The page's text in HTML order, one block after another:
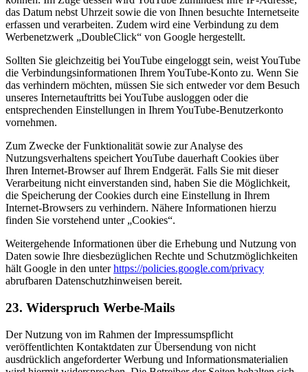
das Datum nebst Uhrzeit sowie die von Ihnen besuchte Internetseite
erfassen und verarbeiten. Zudem wird eine Verbindung zu dem
Werbenetzwerk „DoubleClick“ von Google hergestellt.
Sollten Sie gleichzeitig bei YouTube eingeloggt sein, weist YouTube
die Verbindungsinformationen Ihrem YouTube-Konto zu. Wenn Sie
das verhindern möchten, müssen Sie sich entweder vor dem Besuch
unseres Internetauftritts bei YouTube ausloggen oder die
entsprechenden Einstellungen in Ihrem YouTube-Benutzerkonto
vornehmen.
Zum Zwecke der Funktionalität sowie zur Analyse des
Nutzungsverhaltens speichert YouTube dauerhaft Cookies über
Ihren Internet-Browser auf Ihrem Endgerät. Falls Sie mit dieser
Verarbeitung nicht einverstanden sind, haben Sie die Möglichkeit,
die Speicherung der Cookies durch eine Einstellung in Ihrem
Internet-Browsers zu verhindern. Nähere Informationen hierzu
finden Sie vorstehend unter „Cookies“.
Weitergehende Informationen über die Erhebung und Nutzung von
Daten sowie Ihre diesbezüglichen Rechte und Schutzmöglichkeiten
hält Google in den unterhttps://policies.google.com/privacy
abrufbaren Datenschutzhinweisen bereit.
23. Widerspruch Werbe-Mails
Der Nutzung von im Rahmen der Impressumspflicht
veröffentlichten Kontaktdaten zur Übersendung von nicht
ausdrücklich angeforderter Werbung und Informationsmaterialien